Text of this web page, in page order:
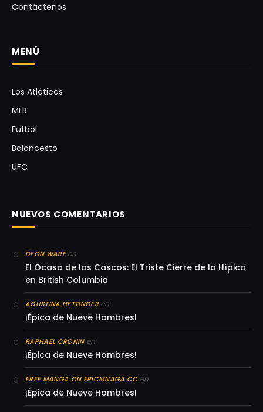
Contáctenos
MENÚ
Los Atléticos
MLB
Futbol
Baloncesto
UFC
NUEVOS COMENTARIOS
DEON WAREen
El Ocaso de los Cascos: El Triste Cierre de la Hípica
en British Columbia
AGUSTINA HETTINGERen
¡Épica de Nueve Hombres!
RAPHAEL CRONINen
¡Épica de Nueve Hombres!
FREE MANGA ON EPICMNAGA.COen
¡Épica de Nueve Hombres!